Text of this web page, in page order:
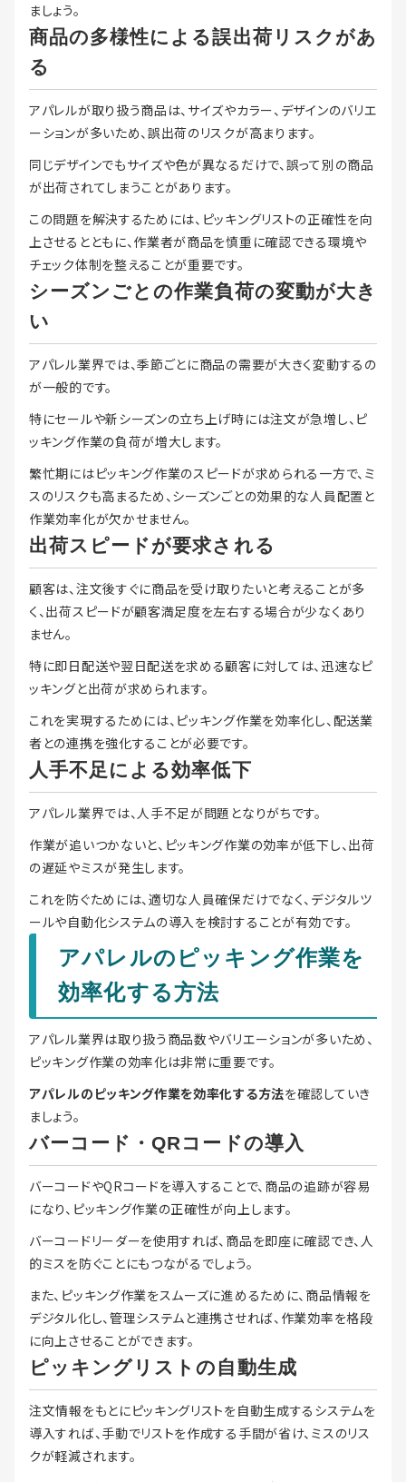
ましょう。
商品の多様性による誤出荷リスクがあ
る
アパレルが取り扱う商品は、サイズやカラー、デザインのバリエ
ーションが多いため、誤出荷のリスクが高まります。
同じデザインでもサイズや色が異なるだけで、誤って別の商品
が出荷されてしまうことがあります。
この問題を解決するためには、ピッキングリストの正確性を向
上させるとともに、作業者が商品を慎重に確認できる環境や
チェック体制を整えることが重要です。
シーズンごとの作業負荷の変動が大き
い
アパレル業界では、季節ごとに商品の需要が大きく変動するの
が一般的です。
特にセールや新シーズンの立ち上げ時には注文が急増し、ピ
ッキング作業の負荷が増大します。
繁忙期にはピッキング作業のスピードが求められる一方で、ミ
スのリスクも高まるため、シーズンごとの効果的な人員配置と
作業効率化が欠かせません。
出荷スピードが要求される
顧客は、注文後すぐに商品を受け取りたいと考えることが多
く、出荷スピードが顧客満足度を左右する場合が少なくあり
ません。
特に即日配送や翌日配送を求める顧客に対しては、迅速なピ
ッキングと出荷が求められます。
これを実現するためには、ピッキング作業を効率化し、配送業
者との連携を強化することが必要です。
人手不足による効率低下
アパレル業界では、人手不足が問題となりがちです。
作業が追いつかないと、ピッキング作業の効率が低下し、出荷
の遅延やミスが発生します。
これを防ぐためには、適切な人員確保だけでなく、デジタルツ
ールや自動化システムの導入を検討することが有効です。
アパレルのピッキング作業を
効率化する方法
アパレル業界は取り扱う商品数やバリエーションが多いため、
ピッキング作業の効率化は非常に重要です。
アパレルのピッキング作業を効率化する方法を確認していき
ましょう。
バーコード・QRコードの導入
バーコードやQRコードを導入することで、商品の追跡が容易
になり、ピッキング作業の正確性が向上します。
バーコードリーダーを使用すれば、商品を即座に確認でき、人
的ミスを防ぐことにもつながるでしょう。
また、ピッキング作業をスムーズに進めるために、商品情報を
デジタル化し、管理システムと連携させれば、作業効率を格段
に向上させることができます。
ピッキングリストの自動生成
注文情報をもとにピッキングリストを自動生成するシステムを
導入すれば、手動でリストを作成する手間が省け、ミスのリス
クが軽減されます。